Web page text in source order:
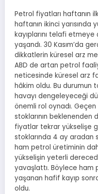
Petrol fiyatları haftanın
haftanın ikinci yarısında
kayıplarını telafi
yaşandı. 30 Kasım’da
dikkatlerin küresel arz
ABD de artan petrol
neticesinde küresel arz
hâkim oldu. Bu durumun
havayı dengeleyeceği
önemli rol oynadı.
stoklarının
fiyatlar tekrar yükselişe
stoklarında 4 ay aradan
ham petrol üretiminin
yükselişin yeterli
yavaşlattı. Böylece
yaşanan hafif kayıp
oldu.